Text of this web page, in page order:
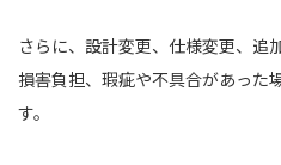
さらに、設計変更、仕様変更、追
損害負担、瑕疵や不具合があった
す。